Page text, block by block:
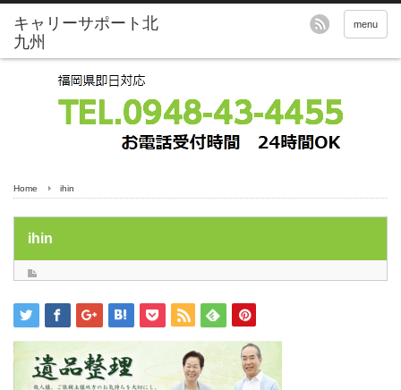
menu
Home ihin
ihin